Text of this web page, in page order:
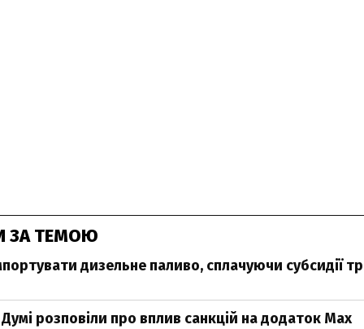
ЗА ТЕМОЮ
дизельне паливо, сплачуючи субсидії
Думі розповіли про вплив санкцій на додаток Мах